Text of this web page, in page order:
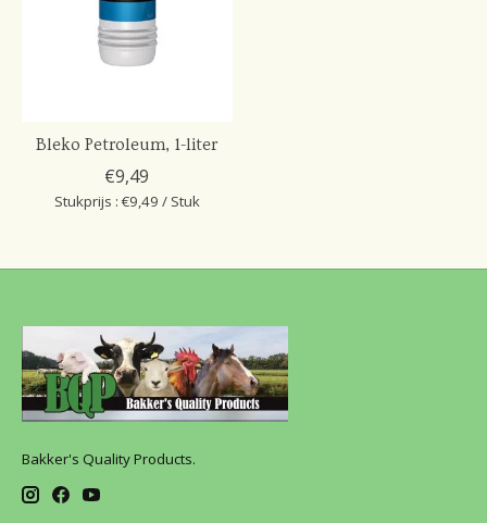
Bleko Petroleum, 1-liter
€9,49
Stukprijs : €9,49 / Stuk
Bakker's Quality Products.